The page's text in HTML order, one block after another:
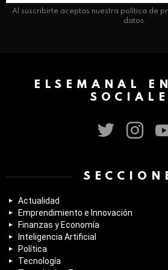
Al suscribirte aceptas nuestra política de
datos.
ELSEMANAL
Actualidad
Emprendimiento e Innovación
Finanzas y Economía
Inteligencia Artificial
Política
Tecnología